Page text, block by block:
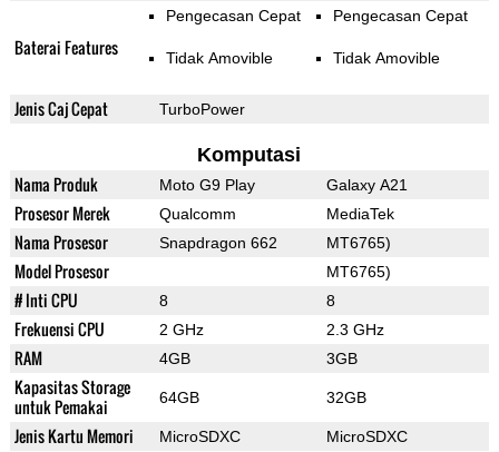
Baterai Features
Pengecasan Cepat
Tidak Amovible
Pengecasan Cepat
Tidak Amovible
Jenis Caj Cepat TurboPower
Komputasi
Nama Produk Moto G9 Play Galaxy A21
Prosesor Merek Qualcomm MediaTek
Nama Prosesor Snapdragon 662 MT6765)
Model Prosesor MT6765)
# Inti CPU 8 8
Frekuensi CPU 2 GHz 2.3 GHz
RAM 4GB 3GB
Kapasitas Storage
untuk Pemakai
64GB 32GB
Jenis Kartu Memori MicroSDXC MicroSDXC